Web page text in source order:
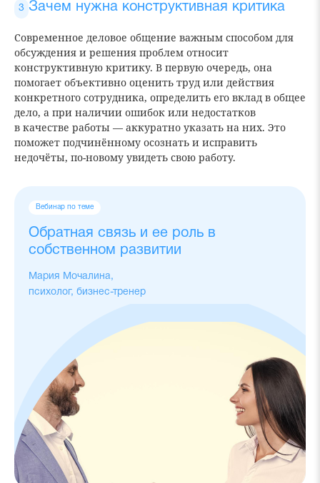
Зачем нужна конструктивная критика
Современное деловое общение важным способом для
обсуждения и решения проблем относит
конструктивную критику. В первую очередь, она
помогает объективно оценить труд или действия
конкретного сотрудника, определить его вклад в общее
дело, а при наличии ошибок или недостатков
в качестве работы — аккуратно указать на них. Это
поможет подчинённому осознать и исправить
недочёты, по-новому увидеть свою работу.
Обратная связь и ее роль в
собственном развитии
Вебинар по теме
Мария Мочалина,
психолог, бизнес-тренер